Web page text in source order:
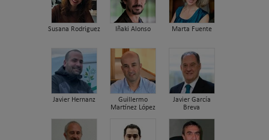
Susana Rodriguez Iñaki Alonso Marta Fuente
Javier Hernanz
Guillermo
Martínez López
Javier García
Breva